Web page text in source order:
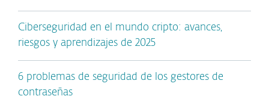
Ciberseguridad en el mundo cripto: avances,
riesgos y aprendizajes de 2025
6 problemas de seguridad de los gestores de
contraseñas